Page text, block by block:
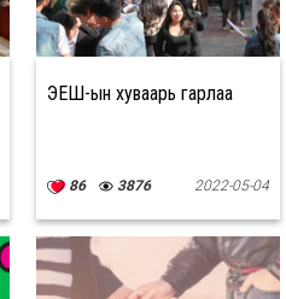
ЭЕШ-ын хуваарь гарлаа
86 3876 2022-05-04